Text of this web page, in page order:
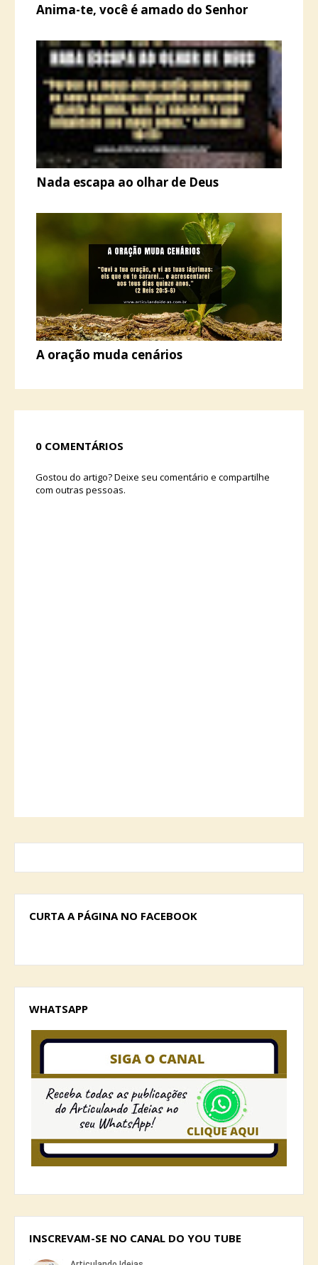
Anima-te, você é amado do Senhor
Nada escapa ao olhar de Deus
A oração muda cenários
0 COMENTÁRIOS
Gostou do artigo? Deixe seu comentário e compartilhe
com outras pessoas.
CURTA A PÁGINA NO FACEBOOK
WHATSAPP
INSCREVAM-SE NO CANAL DO YOU TUBE